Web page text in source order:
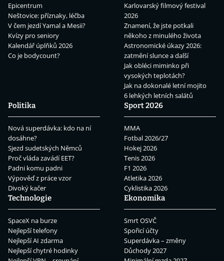
Epicentrum
Neštovice: příznaky, léčba
V čem jezdí Yamal a Mesii?
Kvízy pro seniory
Kalendář úplňků 2026
Co je bodycount?
Karlovarský filmový festival
2026
Znamení, že jste potkali
někoho z minulého života
Astronomické úkazy 2026:
zatmění slunce a další
Jak obléci miminko při
vysokých teplotách?
Jak na dokonalé letní mojito
6 lehkých letních salátů
Politika
Nová superdávka: kdo na ní
dosáhne?
Sjezd sudetských Němců
Proč vláda zavádí EET?
Padni komu padni
Výpověď z práce vzor
Divoký kačer
Sport 2026
MMA
Fotbal 2026/27
Hokej 2026
Tenis 2026
F1 2026
Atletika 2026
Cyklistika 2026
Technologie
SpaceX na burze
Nejlepší telefony
Nejlepší AI zdarma
Nejlepší chytré hodinky
Ekonomika
Smrt OSVČ
Spořicí účty
Superdávka – změny
Důchody 2027